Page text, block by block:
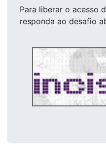
Para liberar o acesso
responda ao desafio